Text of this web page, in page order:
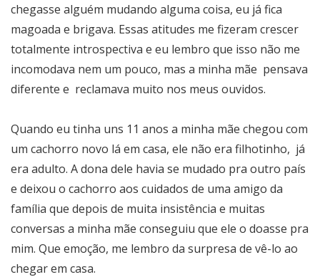
chegasse alguém mudando alguma coisa, eu já fica
magoada e brigava. Essas atitudes me fizeram crescer
totalmente introspectiva e eu lembro que isso não me
incomodava nem um pouco, mas a minha mãe pensava
diferente e reclamava muito nos meus ouvidos.
Quando eu tinha uns 11 anos a minha mãe chegou com
um cachorro novo lá em casa, ele não era filhotinho, já
era adulto. A dona dele havia se mudado pra outro país
e deixou o cachorro aos cuidados de uma amigo da
família que depois de muita insistência e muitas
conversas a minha mãe conseguiu que ele o doasse pra
mim. Que emoção, me lembro da surpresa de vê-lo ao
chegar em casa.